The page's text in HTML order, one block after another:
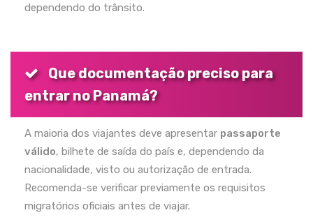
dependendo do trânsito.
Que documentação preciso para
entrar no Panamá?
A maioria dos viajantes deve apresentar passaporte
válido, bilhete de saída do país e, dependendo da
nacionalidade, visto ou autorização de entrada.
Recomenda-se verificar previamente os requisitos
migratórios oficiais antes de viajar.